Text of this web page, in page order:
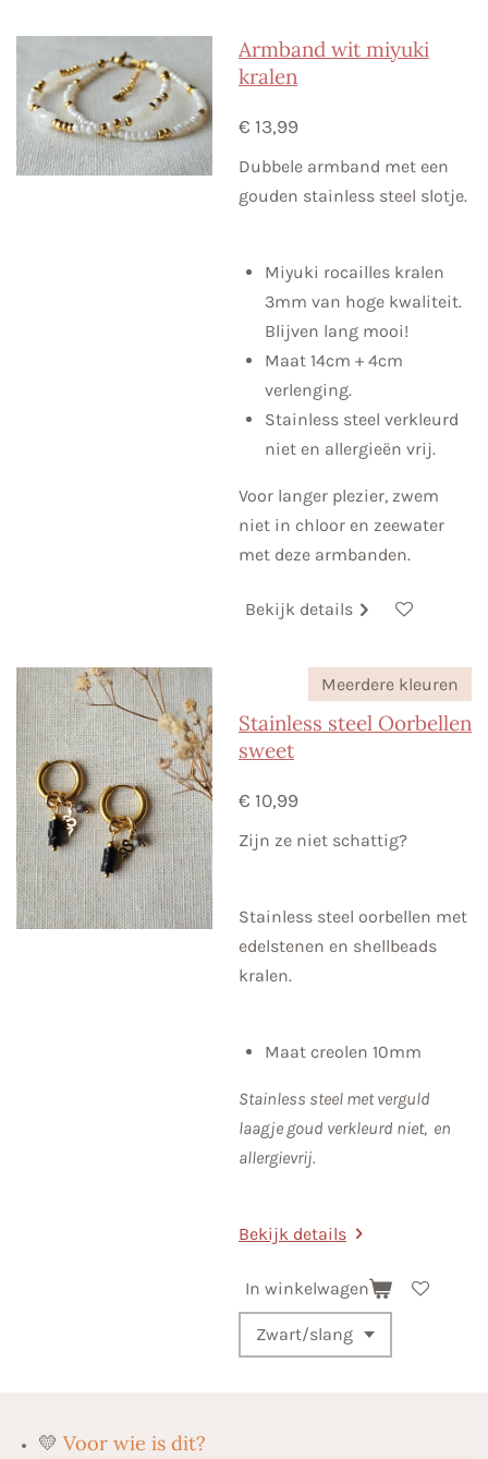
n
Armband wit miyuki
kralen
€ 13,99
Dubbele armband met een
gouden stainless steel slotje.
Miyuki rocailles kralen
3mm van hoge kwaliteit.
Blijven lang mooi!
Maat 14cm + 4cm
verlenging.
Stainless steel verkleurd
niet en allergieën vrij.
Voor langer plezier, zwem
niet in chloor en zeewater
met deze armbanden.
Bekijk details
Meerdere kleuren
Stainless steel Oorbellen
sweet
€ 10,99
Zijn ze niet schattig?
Stainless steel oorbellen met
edelstenen en shellbeads
kralen.
Maat creolen 10mm
Stainless steel met verguld
laagje goud verkleurd niet, en
allergievrij.
Bekijk details
In winkelwagen
💛 Voor wie is dit?